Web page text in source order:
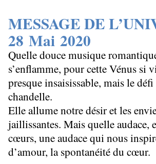
MESSAGE DE
28 Mai 2020
Quelle douce musique
s’enflamme, pour cette Vénus si
presque insaisissable, mais le
chandelle.
Elle allume notre désir et les
jaillissantes. Mais quelle audace,
cœurs, une audace qui nous
d’amour, la spontanéité du cœur.